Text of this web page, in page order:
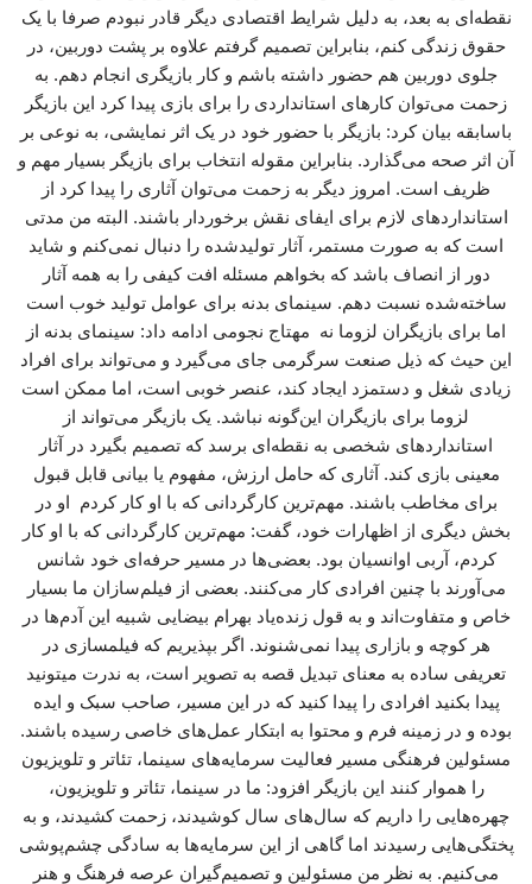
نقطه‌ای به بعد، به دلیل شرایط اقتصادی دیگر قادر نبودم صرفا با یک
حقوق زندگی کنم، بنابراین تصمیم گرفتم علاوه بر پشت دوربین، در
جلوی دوربین هم حضور داشته باشم و کار بازیگری انجام دهم. به
زحمت می‌توان کارهای استانداردی را برای بازی پیدا کرد این بازیگر
باسابقه بیان کرد: بازیگر با حضور خود در یک اثر نمایشی، به نوعی بر
آن اثر صحه می‌گذارد. بنابراین مقوله انتخاب برای بازیگر بسیار مهم و
ظریف است. امروز دیگر به زحمت می‌توان آثاری را پیدا کرد از
استانداردهای لازم برای ایفای نقش برخوردار باشند. البته من مدتی
است که به صورت مستمر، آثار تولیدشده را دنبال نمی‌کنم و شاید
دور از انصاف باشد که بخواهم مسئله افت کیفی را به همه آثار
ساخته‌شده نسبت دهم. سینمای بدنه برای عوامل تولید خوب است
اما برای بازیگران لزوما نه مهتاج نجومی ادامه داد: سینمای بدنه از
این حیث که ذیل صنعت سرگرمی جای می‌گیرد و می‌تواند برای افراد
زیادی شغل و دستمزد ایجاد کند، عنصر خوبی است، اما ممکن است
لزوما برای بازیگران این‌گونه نباشد. یک بازیگر می‌تواند از
استانداردهای شخصی به نقطه‌ای برسد که تصمیم بگیرد در آثار
معینی بازی کند. آثاری که حامل ارزش، مفهوم یا بیانی قابل قبول
برای مخاطب باشند. مهم‌ترین کارگردانی که با او کار کردم او در
بخش دیگری از اظهارات خود، گفت: مهم‌ترین کارگردانی که با او کار
کردم، آربی اوانسیان بود. بعضی‌ها در مسیر حرفه‌ای خود شانس‌
می‌آورند با چنین افرادی کار می‌کنند. بعضی از فیلم‌سازان ما بسیار
خاص و متفاوت‌اند و به قول زنده‌یاد بهرام بیضایی شبیه این آدم‌ها در
هر کوچه و بازاری پیدا نمی‌شنوند. اگر بپذیریم که فیلمسازی در
تعریفی ساده به معنای تبدیل قصه به تصویر است، به ندرت میتونید
پیدا بکنید افرادی را پیدا کنید که در این مسیر، صاحب سبک و ایده
بوده و در زمینه فرم و محتوا به ابتکار عمل‌های خاصی رسیده باشند.
مسئولین فرهنگی مسیر فعالیت سرمایه‌های سینما، تئاتر و تلویزیون
را هموار کنند این بازیگر افزود: ما در سینما، تئاتر و تلویزیون،
چهره‌هایی را داریم که سال‌های سال کوشیدند، زحمت کشیدند، و به
پختگی‌هایی رسیدند اما گاهی از این سرمایه‌ها به سادگی چشم‌پوشی
می‌کنیم. به نظر من مسئولین و تصمیم‌گیران عرصه فرهنگ و هنر